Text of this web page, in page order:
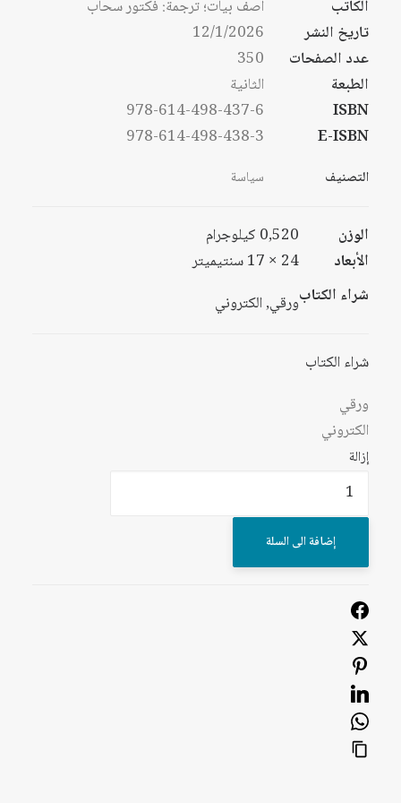
خلال
خلال
الكاتب
آصف بيات؛ ترجمة: فكتور سحاب
تاريخ النشر
12/1/2026
عدد الصفحات
350
الطبعة
الثانية
ISBN
978-614-498-437-6
E-ISBN
978-614-498-438-3
التصنيف سياسة
الوزن
0,520 كيلوجرام
الأبعاد
24 × 17 سنتيميتر
شراء الكتابورقي, الكتروني
شراء الكتاب
ورقي
الكتروني
إزالة
كمية
ثورة
ثوار:
نفهم
الربيع
العربي
إضافة الى السلة